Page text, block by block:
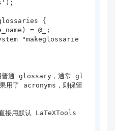
了 acronyms，则保留